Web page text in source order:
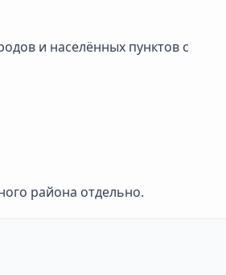
и населённых пунктов с
района отдельно.